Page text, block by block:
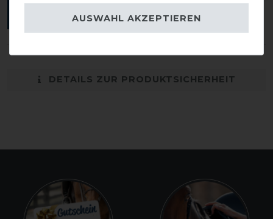
ANMELDEN
DETAILS ZUR PRODUKTSICHERHEIT
AUSWAHL AKZEPTIEREN